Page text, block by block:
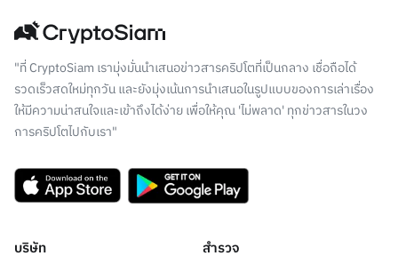
"ที่ CryptoSiam เรามุ่งมั่นนำเสนอข่าวสารคริปโตที่เป็นกลาง เชื่อถือได้
รวดเร็วสดใหม่ทุกวัน และยังมุ่งเน้นการนำเสนอในรูปแบบของการเล่าเรื่อง
ให้มีความน่าสนใจและเข้าถึงได้ง่าย เพื่อให้คุณ 'ไม่พลาด' ทุกข่าวสารในวง
การคริปโตไปกับเรา"
บริษัท สำรวจ